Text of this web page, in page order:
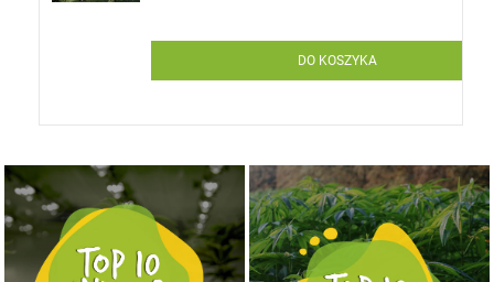
DO KOSZYKA
NASIONA MARIHUANY TOP 10 INDOOR
KUP TERAZ NASIONA MARIHUANY TOP 10 OUTDOOR
KUP TERAZ